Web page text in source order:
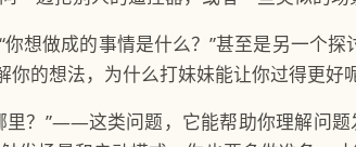
想做成的事情是什么？”甚至是另一个
你的想法，为什么打妹妹能让你过得更好
里？”——这类问题，它能帮助你理解问